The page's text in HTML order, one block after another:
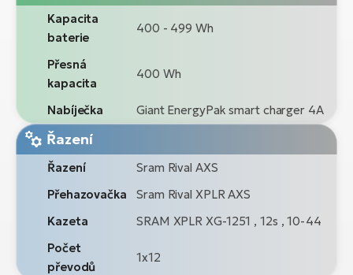
Kapacita
baterie
400 - 499 Wh
Přesná
kapacita
400 Wh
Nabíječka Giant EnergyPak smart charger 4A
Řazení
Řazení
Sram Rival AXS
Přehazovačka
Sram Rival XPLR AXS
Kazeta
SRAM XPLR XG-1251 , 12s , 10-44
Počet
převodů
1x12